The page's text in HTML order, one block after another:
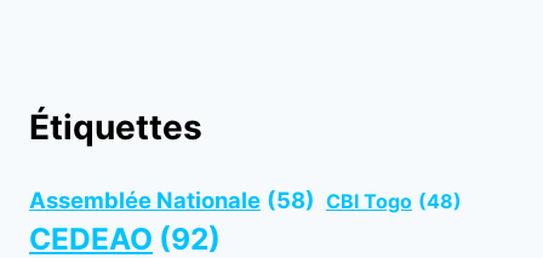
Étiquettes
Assemblée Nationale (58) CBI Togo (48)
CEDEAO (92)